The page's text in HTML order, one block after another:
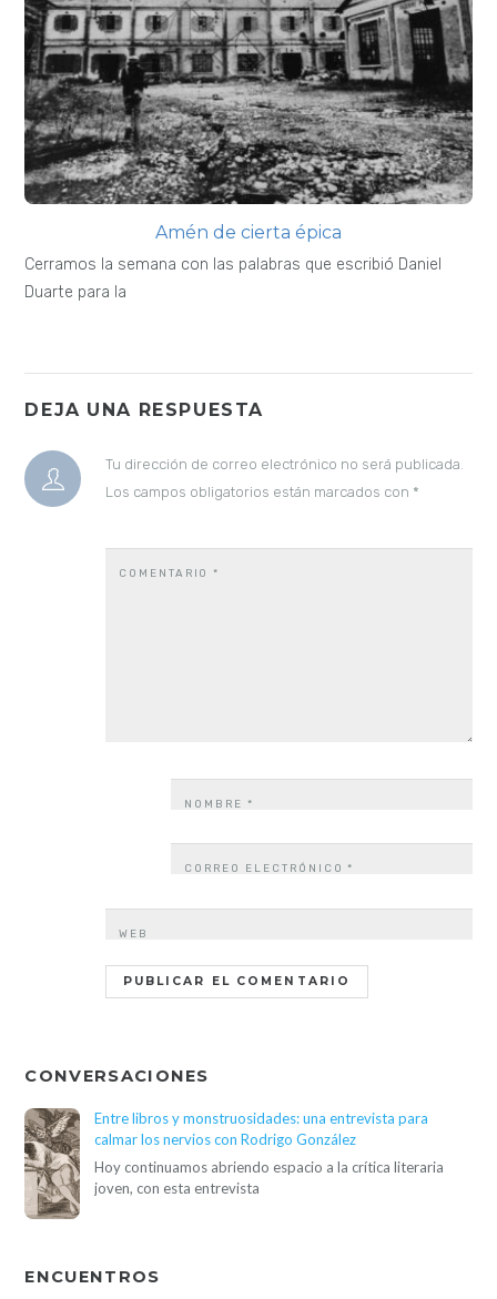
Amén de cierta épica
Cerramos la semana con las palabras que escribió Daniel
Duarte para la
DEJA UNA RESPUESTA
Tu dirección de correo electrónico no será publicada.
Los campos obligatorios están marcados con *
COMENTARIO*
NOMBRE*
CORREO ELECTRÓNICO*
WEB
CONVERSACIONES
Entre libros y monstruosidades: una entrevista para
calmar los nervios con Rodrigo González
Hoy continuamos abriendo espacio a la crítica literaria
joven, con esta entrevista
ENCUENTROS